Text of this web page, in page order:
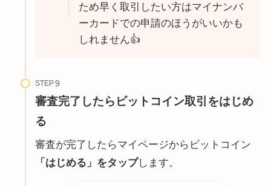
ため早く取引したい方はマイナンバ
ーカードでの申請のほうがいいかも
しれません👍️
STEP
審査完了したらビットコイン取引をはじめ
る
審査が完了したらマイページからビットコイン
「はじめる」をタップします。